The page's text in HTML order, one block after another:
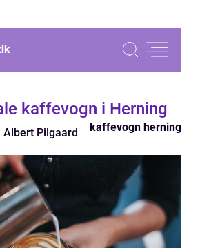
kaffevogn i Herning
Albert Pilgaard kaffevogn herning